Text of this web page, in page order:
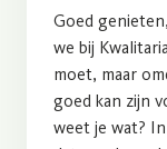
Goed
we bij
moet, maar
goed kan zijn
weet je wat?